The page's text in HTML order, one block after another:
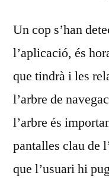
Un cop s’han
l’aplicació, és
que tindrà i les
l’arbre de
l’arbre és
pantalles clau de
que l’usuari hi